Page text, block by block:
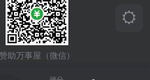
赞助万事屋（微信）